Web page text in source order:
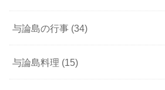
与論島の行事 (34)
与論島料理 (15)